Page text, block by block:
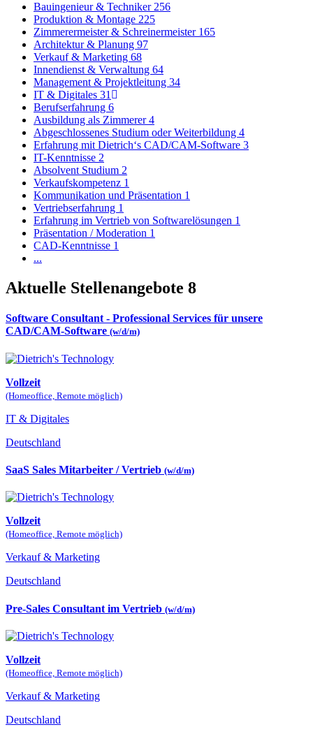
Bauingenieur & Techniker 256
Produktion & Montage 225
Zimmerermeister & Schreinermeister 165
Architektur & Planung 97
Verkauf & Marketing 68
Innendienst & Verwaltung 64
Management & Projektleitung 34
IT & Digitales 31
Berufserfahrung 6
Ausbildung als Zimmerer4
Abgeschlossenes Studium oder Weiterbildung 4
Erfahrung mit Dietrich‘s CAD/CAM-Software 3
IT-Kenntnisse 2
Absolvent Studium 2
Verkaufskompetenz 1
Kommunikation und Präsentation 1
Vertriebserfahrung 1
Erfahrung im Vertrieb von Softwarelösungen 1
Präsentation / Moderation 1
CAD-Kenntnisse 1
...
Aktuelle Stellenangebote 8
Software Consultant - Professional Services für unsere
CAD/CAM-Software (w/d/m)
Vollzeit
(Homeoffice, Remote möglich)
IT & Digitales
Deutschland
SaaS Sales Mitarbeiter / Vertrieb (w/d/m)
Vollzeit
(Homeoffice, Remote möglich)
Verkauf & Marketing
Deutschland
Pre-Sales Consultant im Vertrieb (w/d/m)
Vollzeit
(Homeoffice, Remote möglich)
Verkauf & Marketing
Deutschland